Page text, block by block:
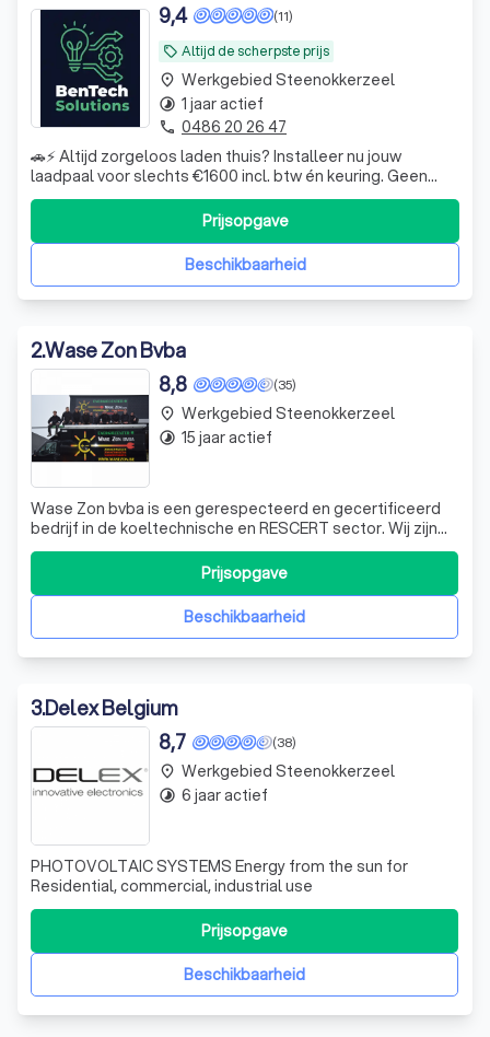
local_offer Altijd de scherpste prijs
(11)
9,4
🚗⚡ Altijd zorgeloos laden thuis? Installeer nu jouw
laadpaal voor slechts €1600 incl. btw én keuring. Geen
gedoe meer met zoeken naar publieke laadpunten —
gewoon opladen wanneer het jou uitkomt. ✔ Snelle en
professionele installatie ✔ Inclusief keuring ✔
Transparante all-in prijs Klaar voor elek
Beschikbaarheid
Prijsopgave
place Werkgebied Steenokkerzeel
timelapse 1 jaar actief
phone 0486 20 26 47
2.Wase Zon Bvba
(35)
8,8
Wase Zon bvba is een gerespecteerd en gecertificeerd
bedrijf in de koeltechnische en RESCERT sector. Wij zijn
gespecialiseerd in de installatie van zonnepanelen,
warmtepompen, warmtepompboilers en batterijopslag.
Ons team van deskundige professionals zorgt ervoor dat
elk project met de grootste zorg
Beschikbaarheid
Prijsopgave
place Werkgebied Steenokkerzeel
timelapse 15 jaar actief
3.Delex Belgium
(38)
8,7
PHOTOVOLTAIC SYSTEMS Energy from the sun for
Residential, commercial, industrial use
Beschikbaarheid
Prijsopgave
place Werkgebied Steenokkerzeel
timelapse 6 jaar actief